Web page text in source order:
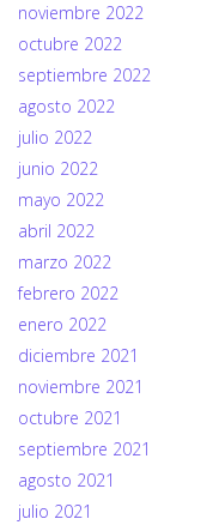
noviembre 2022
octubre 2022
septiembre 2022
agosto 2022
julio 2022
junio 2022
mayo 2022
abril 2022
marzo 2022
febrero 2022
enero 2022
diciembre 2021
noviembre 2021
octubre 2021
septiembre 2021
agosto 2021
julio 2021